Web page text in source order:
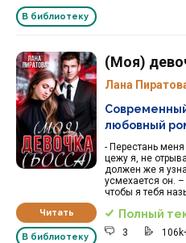
В библиотеку
Читать
В библиотеку
(Моя)
Лана
- Перестань меня
цежу я, не
должен же я
усмехается он.
чтобы я тебя
любовный
Полный
3